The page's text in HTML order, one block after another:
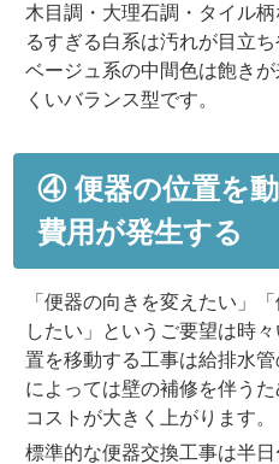
木目調・大理石調・タイル
るすぎる白系は汚れが目立
ベージュ系の中間色は飽き
くいバランス型です。
④ 便器の位置を
費用が発生する
「便器の向きを変えたい」
したい」というご要望は時
置を移動する工事は給排水
によっては壁の補修を伴う
コストが大きく上がります。
標準的な便器交換工事は半